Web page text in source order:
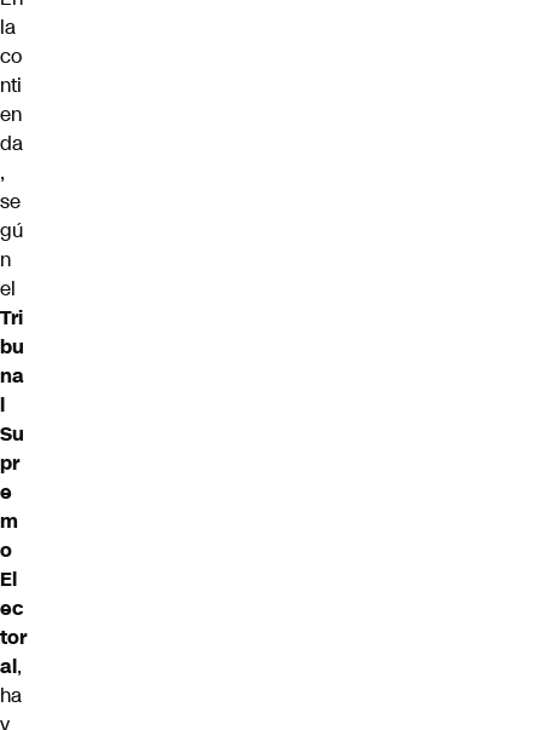
la
co
nti
en
da
,
se
gú
n
el
Tri
bu
na
l
Su
pr
e
m
o
El
ec
tor
al,
ha
y